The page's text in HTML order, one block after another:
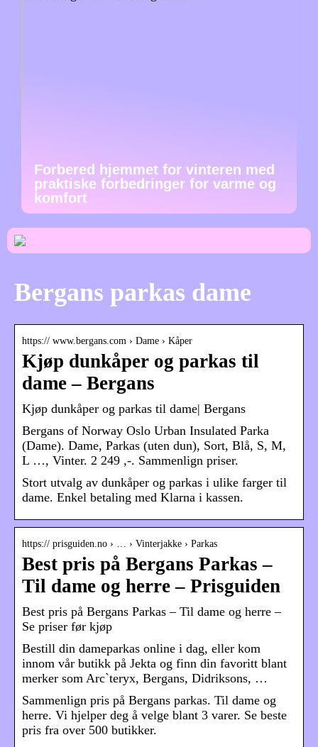
Forbered hjemmet for vinteren med
praktiske forbedringer for varme og
komfort
Bergans parkas dame
https:// www.bergans.com › Dame › Kåper
Kjøp dunkåper og parkas til
dame – Bergans
Kjøp dunkåper og parkas til dame| Bergans
Bergans of Norway Oslo Urban Insulated Parka
(Dame). Dame, Parkas (uten dun), Sort, Blå, S, M,
L …, Vinter. 2 249 ,-. Sammenlign priser.
Stort utvalg av dunkåper og parkas i ulike farger til
dame. Enkel betaling med Klarna i kassen.
https:// prisguiden.no › … › Vinterjakke › Parkas
Best pris på Bergans Parkas –
Til dame og herre – Prisguiden
Best pris på Bergans Parkas – Til dame og herre –
Se priser før kjøp
Bestill din dameparkas online i dag, eller kom
innom vår butikk på Jekta og finn din favoritt blant
merker som Arc`teryx, Bergans, Didriksons, …
Sammenlign pris på Bergans parkas. Til dame og
herre. Vi hjelper deg å velge blant 3 varer. Se beste
pris fra over 500 butikker.